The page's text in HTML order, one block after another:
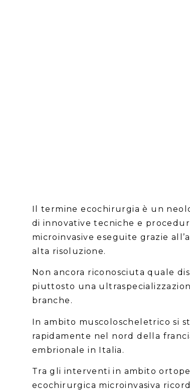
Il termine ecochirurgia è un
di innovative tecniche e
microinvasive eseguite grazie
alta risoluzione.
Non ancora riconosciuta quale
piuttosto una
branche.
In ambito muscoloscheletrico si
rapidamente nel nord della
embrionale in Italia.
Tra gli interventi in ambito
ecochirurgica microinvasiva